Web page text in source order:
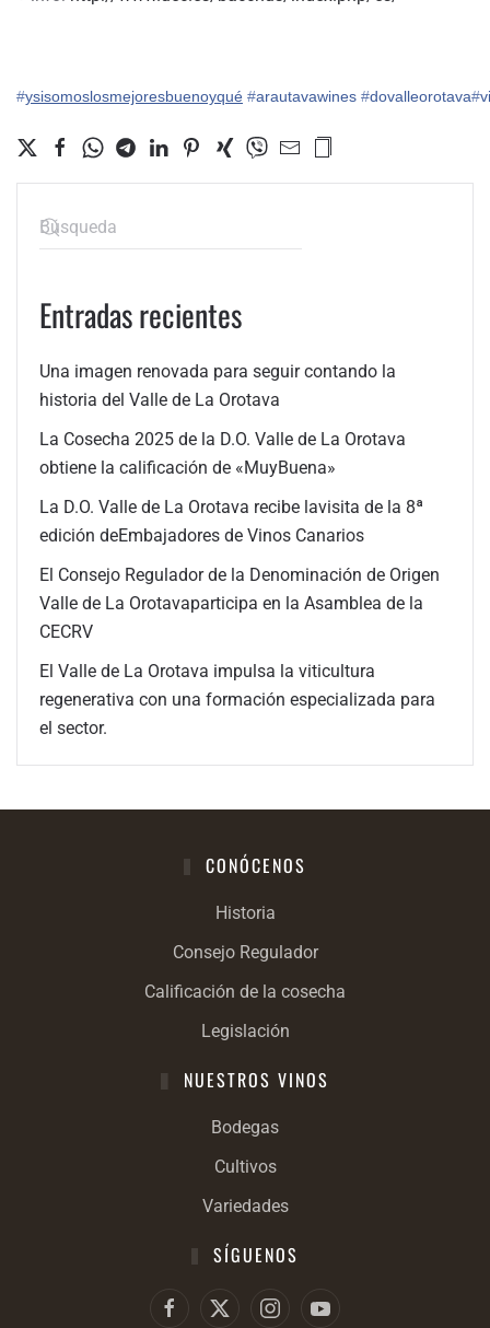
‪#‎ysisomoslosmejoresbuenoyqué‬ ‪#‎arautavawines‬ ‪#‎dovalleorotava‬‪#‎
Entradas recientes
Una imagen renovada para seguir contando la
historia del Valle de La Orotava
La Cosecha 2025 de la D.O. Valle de La Orotava
obtiene la calificación de «MuyBuena»
La D.O. Valle de La Orotava recibe lavisita de la 8ª
edición deEmbajadores de Vinos Canarios
El Consejo Regulador de la Denominación de Origen
Valle de La Orotavaparticipa en la Asamblea de la
CECRV
El Valle de La Orotava impulsa la viticultura
regenerativa con una formación especializada para
el sector.
CONÓCENOS
Historia
Consejo Regulador
Calificación de la cosecha
Legislación
NUESTROS VINOS
Bodegas
Cultivos
Variedades
SÍGUENOS